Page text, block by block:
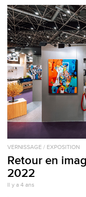
VERNISSAGE / EXPOSITION
Retour en
2022
Il y a 4 ans